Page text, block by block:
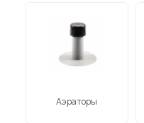
Аэраторы